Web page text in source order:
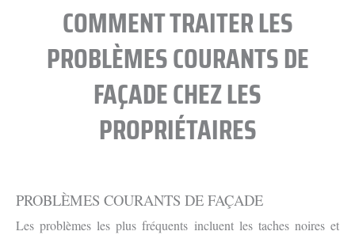
COMMENT TRAITER LES
PROBLÈMES COURANTS DE
FAÇADE CHEZ LES
PROPRIÉTAIRES
PROBLÈMES COURANTS DE FAÇADE
Les problèmes les plus fréquents incluent les taches noires et